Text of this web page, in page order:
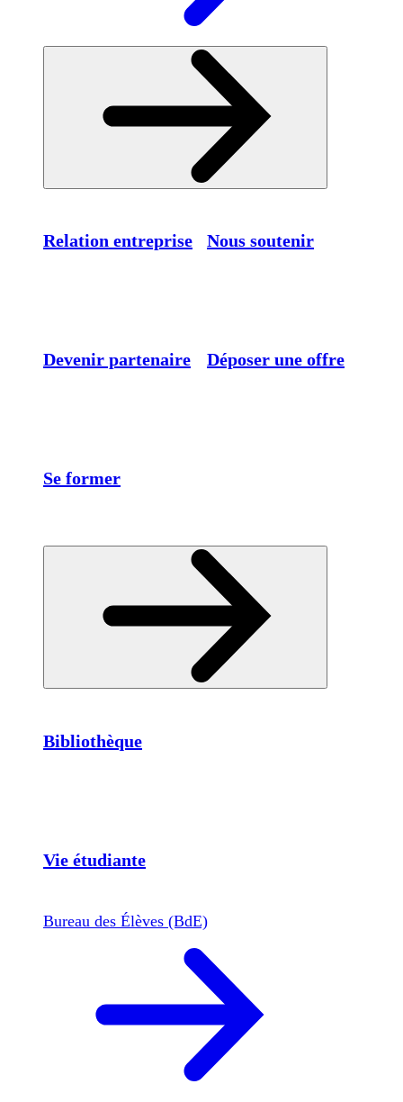
Relation entreprise Nous soutenir
Devenir partenaire Déposer une offre
Se former
Bibliothèque
Vie étudiante
Bureau des Élèves (BdE)